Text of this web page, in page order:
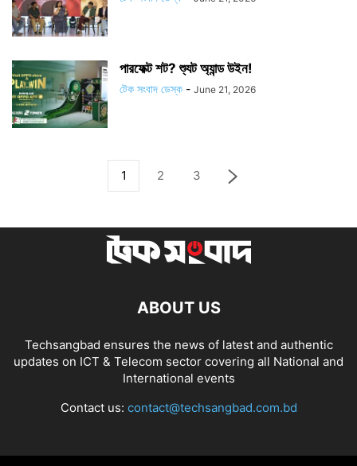
পারফেক্ট শট? শ্যুট অ্যান্ড উইন!
টেক সংবাদ ডেস্ক - June 21, 2026
1 2 3
ABOUT US
Techsangbad ensures the news of latest and authentic
updates on ICT & Telecom sector covering all National and
International events
Contact us: contact@techsangbad.com.bd